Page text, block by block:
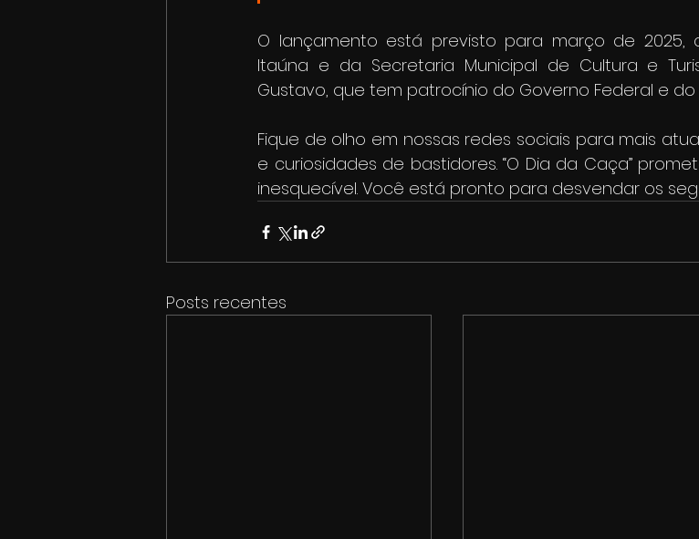
O lançamento está previsto para março de 2025,
Itaúna e da Secretaria Municipal de Cultura e
Gustavo, que tem patrocínio do Governo Federal e do
Fique de olho em nossas redes sociais para mais
e curiosidades de bastidores. “O Dia da Caça”
inesquecível. Você está pronto para desvendar os
Posts recentes